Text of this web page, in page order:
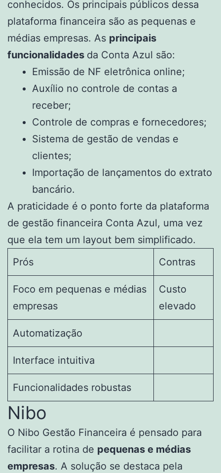
conhecidos. Os principais públicos dessa
plataforma financeira são as pequenas e
médias empresas. As principais
funcionalidades da Conta Azul são:
Emissão de NF eletrônica online;
Auxílio no controle de contas a
receber;
Controle de compras e fornecedores;
Sistema de gestão de vendas e
clientes;
Importação de lançamentos do extrato
bancário.
A praticidade é o ponto forte da plataforma
de gestão financeira Conta Azul, uma vez
que ela tem um layout bem simplificado.
Prós
Contras
Foco em pequenas e médias
empresas
Custo
elevado
Automatização
Interface intuitiva
Funcionalidades robustas
Nibo
O Nibo Gestão Financeira é pensado para
facilitar a rotina de pequenas e médias
empresas. A solução se destaca pela